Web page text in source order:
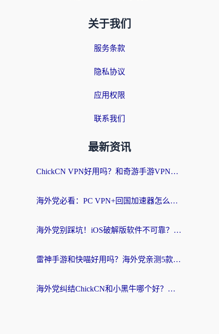
关于我们
服务条款
隐私协议
应用权限
联系我们
最新资讯
ChickCN VPN好用吗？和奇游手游VPN对比哪个回国效果更好？海外党亲测实用指南
海外党必看：PC VPN+回国加速器怎么选？无缝访问国内资源全攻略
海外党别踩坑！iOS破解版软件不可靠？教你选对回国加速器无缝看国内资源
雷神手游和快喵好用吗？海外党亲测5款回国加速器，附斧牛Bling对比+微信视频号解决办法
海外党纠结ChickCN和小黑牛哪个好？一篇帮你选对回国加速器的实用指南